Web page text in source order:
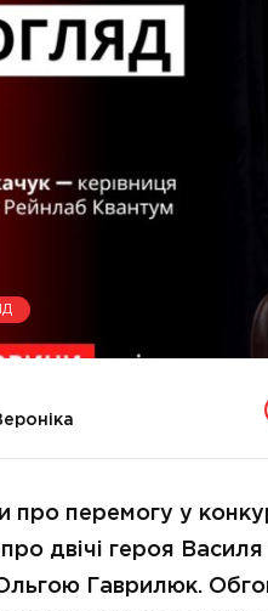
про перемогу у
двічі героя
Гаврилюк.